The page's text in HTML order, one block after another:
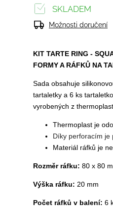
KIT TARTE RING -
FORMY A RÁFKŮ NA
Sada obsahuje
tartaletky a 6 ks
vyrobených z
Thermoplast je
Díky perforacím je
Materiál ráfků je
Rozměr ráfku: 80 x 80
Výška ráfku: 20 mm
Počet ráfků v balení: 6
SKLADEM
Možnosti doručení